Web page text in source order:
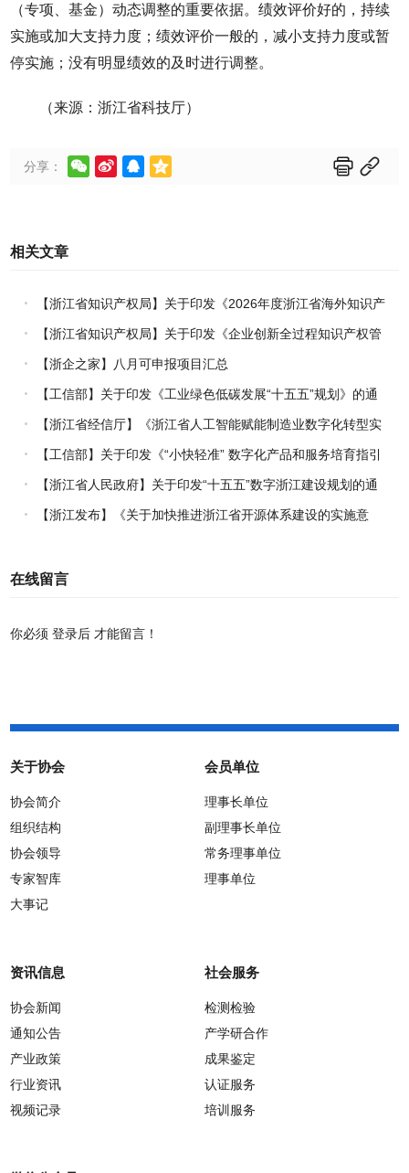
（专项、基金）动态调整的重要依据。绩效评价好的，持续
实施或加大支持力度；绩效评价一般的，减小支持力度或暂
停实施；没有明显绩效的及时进行调整。
（来源：浙江省科技厅）
分享：      
相关文章
【浙江省知识产权局】关于印发《2026年度浙江省海外知识产
权风险统一基础性保障保险实施方案》的通知
【浙江省知识产权局】关于印发《企业创新全过程知识产权管
理指引》的通知
【浙企之家】八月可申报项目汇总
【工信部】关于印发《工业绿色低碳发展“十五五”规划》的通
知
【浙江省经信厅】《浙江省人工智能赋能制造业数字化转型实
施方案（2026-2030年）》印发
【工信部】关于印发《“小快轻准” 数字化产品和服务培育指引
（2026年版）》的通知
【浙江省人民政府】关于印发“十五五”数字浙江建设规划的通
知
【浙江发布】《关于加快推进浙江省开源体系建设的实施意
在线留言
你必须登录后 才能留言！
关于协会
协会简介
组织结构
协会领导
专家智库
大事记
会员单位
理事长单位
副理事长单位
常务理事单位
理事单位
资讯信息
协会新闻
通知公告
产业政策
行业资讯
视频记录
社会服务
检测检验
产学研合作
成果鉴定
认证服务
培训服务